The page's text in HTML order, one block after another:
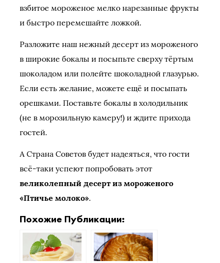
взбитое мороженое мелко нарезанные фрукты
и быстро перемешайте ложкой.
Разложите наш нежный десерт из мороженого
в широкие бокалы и посыпьте сверху тёртым
шоколадом или полейте шоколадной глазурью.
Если есть желание, можете ещё и посыпать
орешками. Поставьте бокалы в холодильник
(не в морозильную камеру!) и ждите прихода
гостей.
А Страна Советов будет надеяться, что гости
всё-таки успеют попробовать этот
великолепный десерт из мороженого
«Птичье молоко».
Похожие Публикации: